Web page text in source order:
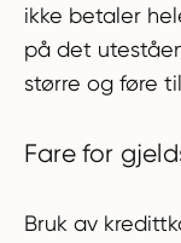
ikke betaler
på det
større og føre
Fare for
Bruk av